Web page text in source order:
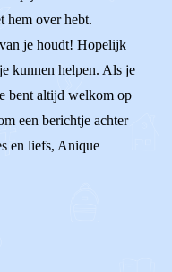
hem over hebt.
je houdt! Hopelijk
kunnen helpen. Als je
bent altijd welkom op
een berichtje achter
en liefs, Anique